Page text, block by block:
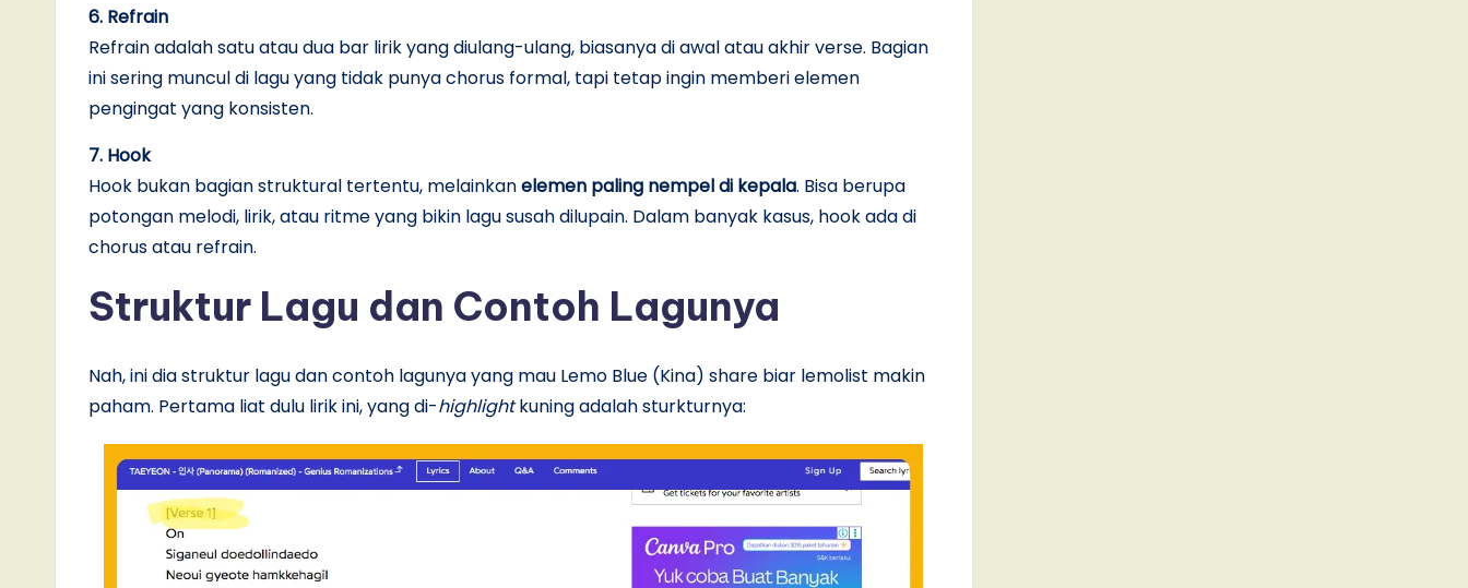
6. Refrain
Refrain adalah satu atau dua bar lirik yang diulang-ulang, biasanya di awal atau akhir verse. Bagian
ini sering muncul di lagu yang tidak punya chorus formal, tapi tetap ingin memberi elemen
pengingat yang konsisten.
7. Hook
Hook bukan bagian struktural tertentu, melainkanelemen paling nempel di kepala. Bisa berupa
potongan melodi, lirik, atau ritme yang bikin lagu susah dilupain. Dalam banyak kasus, hook ada di
chorus atau refrain.
Struktur Lagu dan Contoh Lagunya
Nah, ini dia struktur lagu dan contoh lagunya yang mau Lemo Blue (Kina) share biar lemolist makin
paham. Pertama liat dulu lirik ini, yang di-highlightkuning adalah sturkturnya: